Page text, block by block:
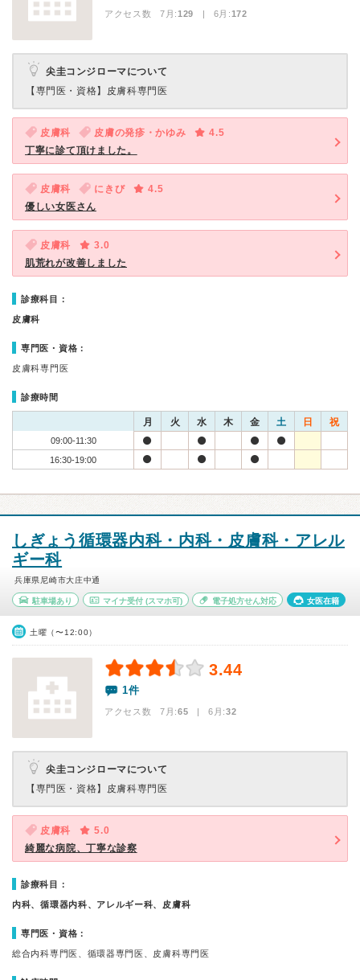
アクセス数 7月:129 | 6月:172
尖圭コンジローマについて
【専門医・資格】 皮膚科専門医
皮膚科 皮膚の発疹・かゆみ
4.5
丁寧に診て頂けました。
皮膚科 にきび
4.5
優しい女医さん
皮膚科
3.0
肌荒れが改善しました
診療科目：
皮膚科
専門医・資格：
皮膚科専門医
診療時間
月 火 水 木 金 土 日 祝
09:00-11:30
16:30-19:00
しぎょう循環器内科・内科・皮膚科・アレル
ギー科
兵庫県尼崎市大庄中通
駐車場あり マイナ受付(スマホ可) 電子処方せん対応 女医在籍
土曜（〜12:00）
3.44
1件
アクセス数 7月:65 | 6月:32
尖圭コンジローマについて
【専門医・資格】 皮膚科専門医
皮膚科
5.0
綺麗な病院、丁寧な診察
診療科目：
内科、循環器内科、アレルギー科、皮膚科
専門医・資格：
総合内科専門医、循環器専門医、皮膚科専門医